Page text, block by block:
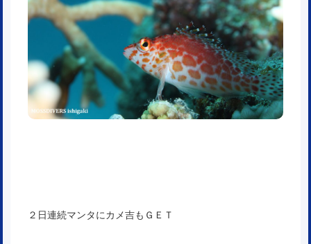
２日連続マンタにカメ吉もＧＥＴ